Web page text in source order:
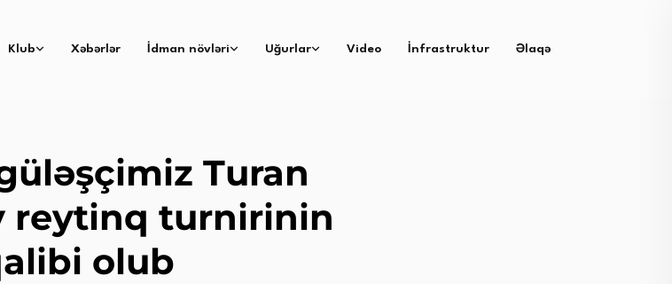
Klub Xəbərlər İdman növləri Uğurlar Video İnfrastruktur Əlaqə
Turan
reytinq turnirinin
olub